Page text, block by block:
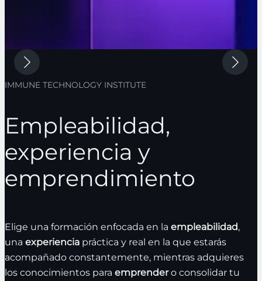
IMMUNE TECHNOLOGY INSTITUTE
Empleabilidad,
experiencia y
emprendimiento
Elige una formación enfocada en la empleabilidad,
una experiencia práctica y real en la que estarás
acompañado constantemente, mientras adquieres
los conocimientos para emprendero consolidar tu